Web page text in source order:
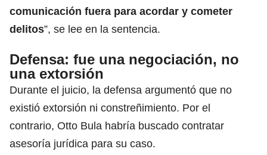
comunicación fuera para acordar y cometer
delitos”, se lee en la sentencia.
Defensa: fue una negociación, no
una extorsión
Durante el juicio, la defensa argumentó que no
existió extorsión ni constreñimiento. Por el
contrario, Otto Bula habría buscado contratar
asesoría jurídica para su caso.